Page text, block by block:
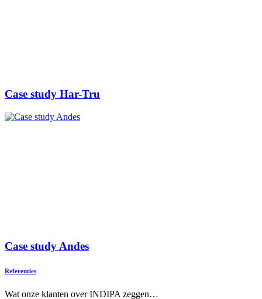
Case study Har-Tru
Case study Andes
Referenties
Wat onze klanten over INDIPA zeggen…